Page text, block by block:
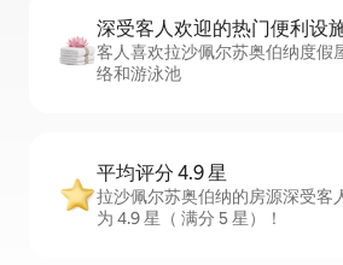
深受客人欢迎的热门便利设
客人喜欢拉沙佩尔苏奥伯纳度假
络和游泳池
平均评分 4.9 星
拉沙佩尔苏奥伯纳的房源深受客
为 4.9 星（ 满分 5 星）！